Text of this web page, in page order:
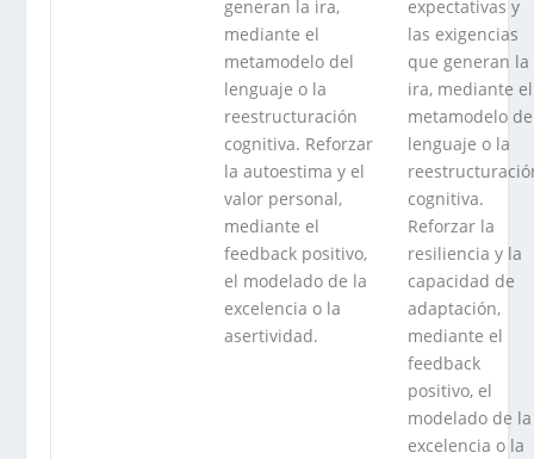
generan la ira,
mediante el
metamodelo del
lenguaje o la
reestructuración
cognitiva. Reforzar
la autoestima y el
valor personal,
mediante el
feedback positivo,
el modelado de la
excelencia o la
asertividad.
expectativas y
las exigencias
que generan la
ira, mediante el
metamodelo
lenguaje o la
cognitiva.
Reforzar la
resiliencia y la
capacidad de
adaptación,
mediante el
feedback
positivo, el
modelado de la
excelencia o la